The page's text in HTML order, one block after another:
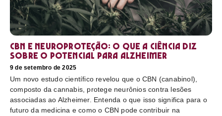
CBN e neuroproteção: o que a ciência diz
sobre o potencial para Alzheimer
9 de setembro de 2025
Um novo estudo científico revelou que o CBN (canabinol),
composto da cannabis, protege neurônios contra lesões
associadas ao Alzheimer. Entenda o que isso significa para o
futuro da medicina e como o CBN pode contribuir na